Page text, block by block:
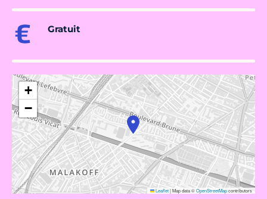
Gratuit
+
−
Leaflet|Map data ©OpenStreetMapcontributors